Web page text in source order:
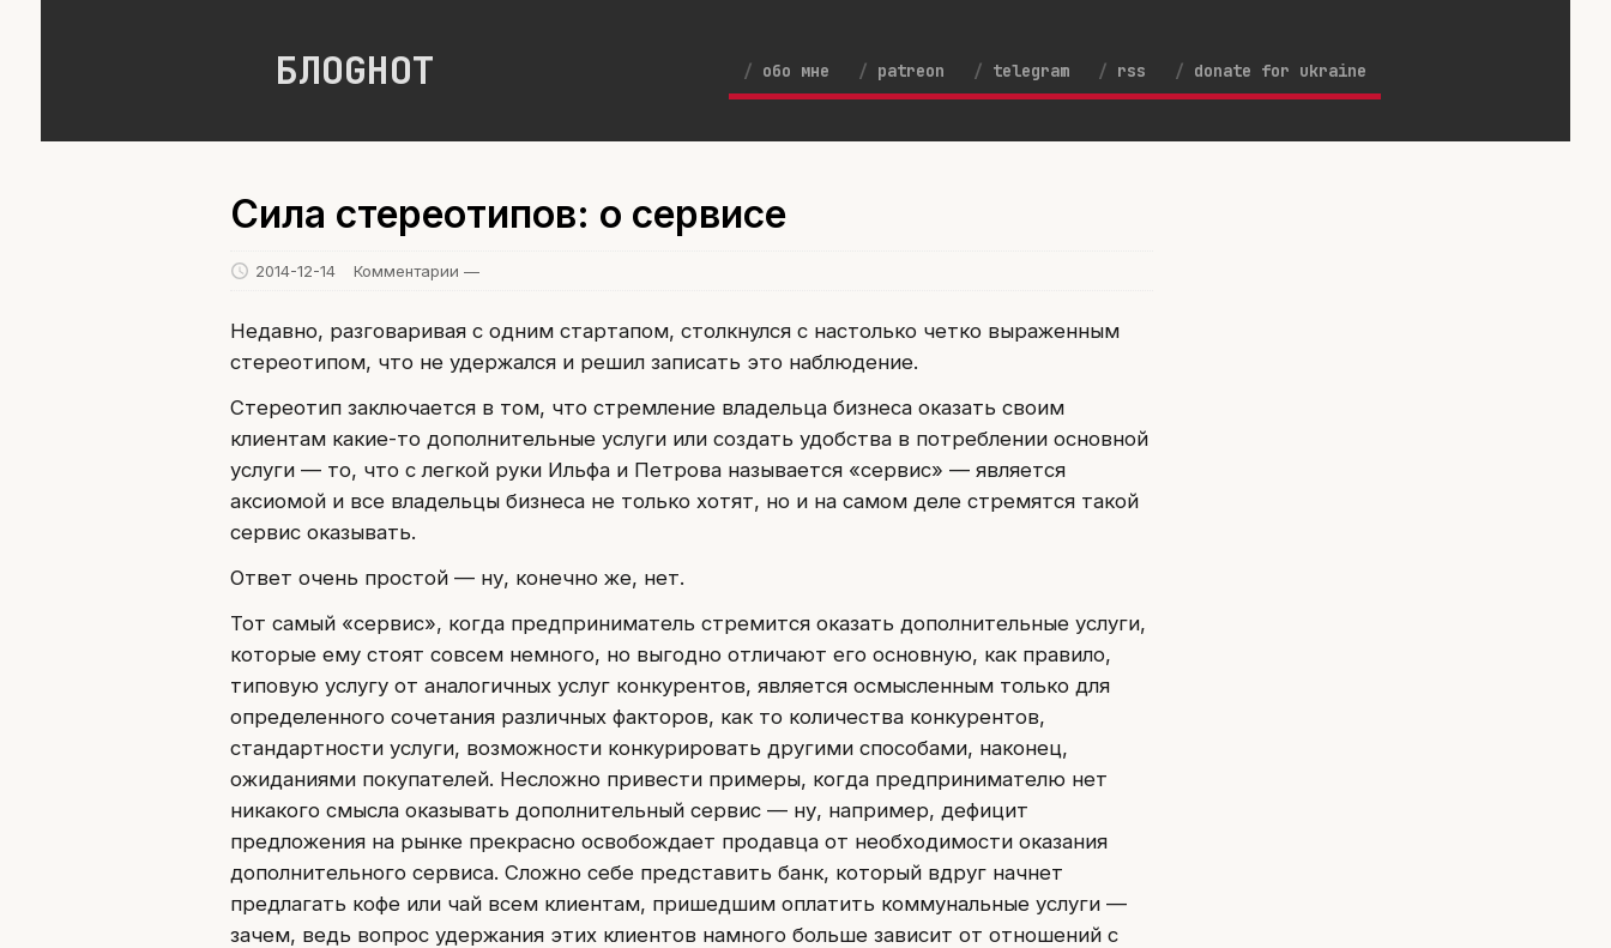
БЛОGНОТ обо мне patreon telegram rss donate for ukraine
Сила стереотипов: о сервисе
2014-12-14 Комментарии —
Недавно, разговаривая с одним стартапом, столкнулся с настолько четко выраженным
стереотипом, что не удержался и решил записать это наблюдение.
Стереотип заключается в том, что стремление владельца бизнеса оказать своим
клиентам какие-то дополнительные услуги или создать удобства в потреблении основной
услуги — то, что с легкой руки Ильфа и Петрова называется «сервис» — является
аксиомой и все владельцы бизнеса не только хотят, но и на самом деле стремятся такой
сервис оказывать.
Ответ очень простой — ну, конечно же, нет.
Тот самый «сервис», когда предприниматель стремится оказать дополнительные услуги,
которые ему стоят совсем немного, но выгодно отличают его основную, как правило,
типовую услугу от аналогичных услуг конкурентов, является осмысленным только для
определенного сочетания различных факторов, как то количества конкурентов,
стандартности услуги, возможности конкурировать другими способами, наконец,
ожиданиями покупателей. Несложно привести примеры, когда предпринимателю нет
никакого смысла оказывать дополнительный сервис — ну, например, дефицит
предложения на рынке прекрасно освобождает продавца от необходимости оказания
дополнительного сервиса. Сложно себе представить банк, который вдруг начнет
предлагать кофе или чай всем клиентам, пришедшим оплатить коммунальные услуги —
зачем, ведь вопрос удержания этих клиентов намного больше зависит от отношений с